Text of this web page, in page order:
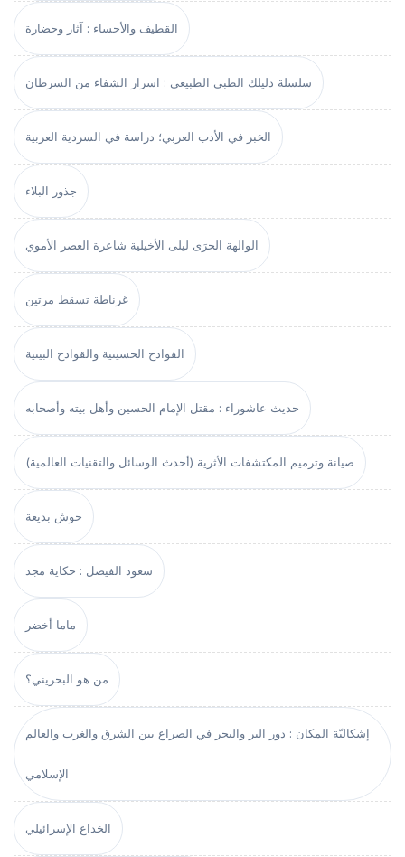
القطيف والأحساء : آثار وحضارة
سلسلة دليلك الطبي الطبيعي : اسرار الشفاء من السرطان
الخبر في الأدب العربي؛ دراسة في السردية العربية
جذور البلاء
الوالهة الحرَى ليلى الأخيلية شاعرة العصر الأموي
غرناطة تسقط مرتين
الفوادح الحسينية والقوادح البينية
حديث عاشوراء : مقتل الإمام الحسين وأهل بيته وأصحابه
صيانة وترميم المكتشفات الأثرية (أحدث الوسائل والتقنيات العالمية)
حوش بديعة
سعود الفيصل : حكاية مجد
ماما أخضر
من هو البحريني؟
إشكاليّة المكان : دور البر والبحر في الصراع بين الشرق والغرب والعالم
الإسلامي
الخداع الإسرائيلي